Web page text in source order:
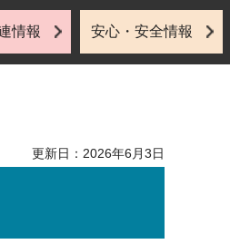
情報 安心・安全情報
更新日：2026年6月3日